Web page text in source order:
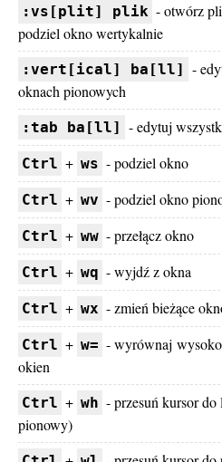
:vs[plit] plik - otwórz
podziel okno wertykalnie
:vert[ical] ba[ll] -
oknach pionowych
:tab ba[ll] - edytuj
Ctrl + ws - podziel okno
Ctrl + wv - podziel okno
Ctrl + ww - przełącz okno
Ctrl + wq - wyjdź z okna
Ctrl + wx - zmień bieżące
Ctrl + w= - wyrównaj
okien
Ctrl + wh - przesuń kursor do
pionowy)